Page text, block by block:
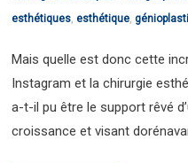
esthétiques,esthétique,
Mais quelle est donc cette
Instagram et la chirurgie
a-t-il pu être le support rêvé
croissance et visant